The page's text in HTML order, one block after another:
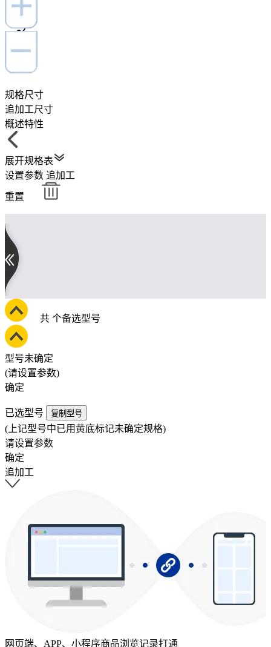
规格尺寸
追加工尺寸
概述特性
展开规格表
设置参数 追加工
重置
共 个备选型号
型号未确定
(请设置参数)
确定
已选型号 复制型号
(上记型号中已用黄底标记未确定规格)
请设置参数
确定
追加工
网页端、APP、小程序商品浏览记录打通